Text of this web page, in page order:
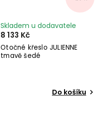
Otočné křeslo JULIENNE
tmavě šedé
Skladem u dodavatele
8 133 Kč
Do košíku